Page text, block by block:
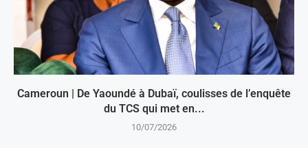
Cameroun | De Yaoundé à Dubaï, coulisses de l’enquête
du TCS qui met en...
10/07/2026